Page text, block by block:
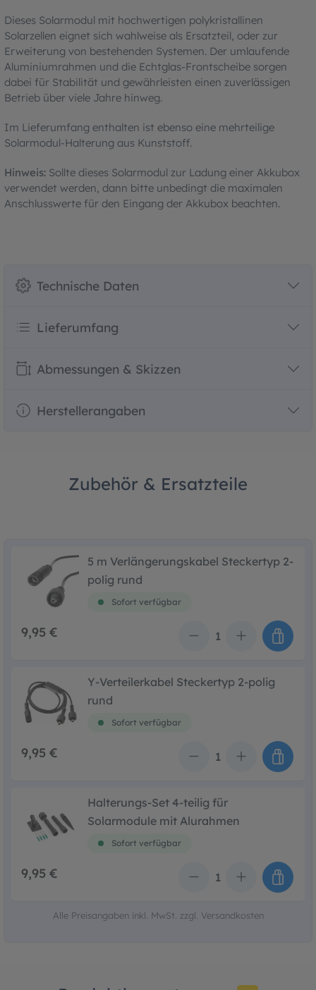
Dieses Solarmodul mit hochwertigen polykristallinen
Solarzellen eignet sich wahlweise als Ersatzteil, oder zur
Erweiterung von bestehenden Systemen. Der umlaufende
Aluminiumrahmen und die Echtglas-Frontscheibe sorgen
dabei für Stabilität und gewährleisten einen zuverlässigen
Betrieb über viele Jahre hinweg.
Im Lieferumfang enthalten ist ebenso eine mehrteilige
Solarmodul-Halterung aus Kunststoff.
Hinweis: Sollte dieses Solarmodul zur Ladung einer Akkubox
verwendet werden, dann bitte unbedingt die maximalen
Anschlusswerte für den Eingang der Akkubox beachten.
Technische Daten
Lieferumfang
Abmessungen & Skizzen
Herstellerangaben
Zubehör & Ersatzteile
5 m Verlängerungskabel Steckertyp 2-
polig rund
Sofort verfügbar
9,95 €
Y-Verteilerkabel Steckertyp 2-polig
rund
Sofort verfügbar
9,95 €
Halterungs-Set 4-teilig für
Solarmodule mit Alurahmen
Sofort verfügbar
9,95 €
Alle Preisangaben inkl. MwSt. zzgl. Versandkosten